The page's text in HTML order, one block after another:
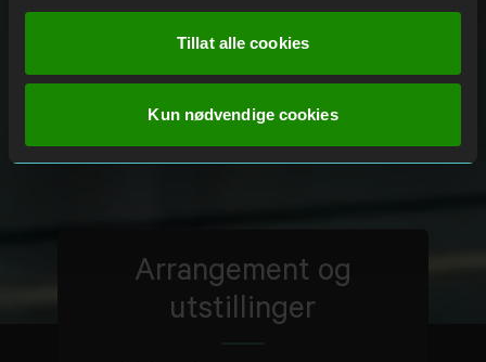
Tillat alle cookies
Kun nødvendige cookies
Arrangement og
utstillinger